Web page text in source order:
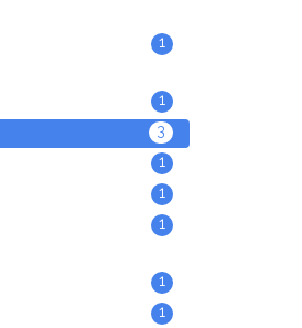
1
1
3
1
1
1
1
1